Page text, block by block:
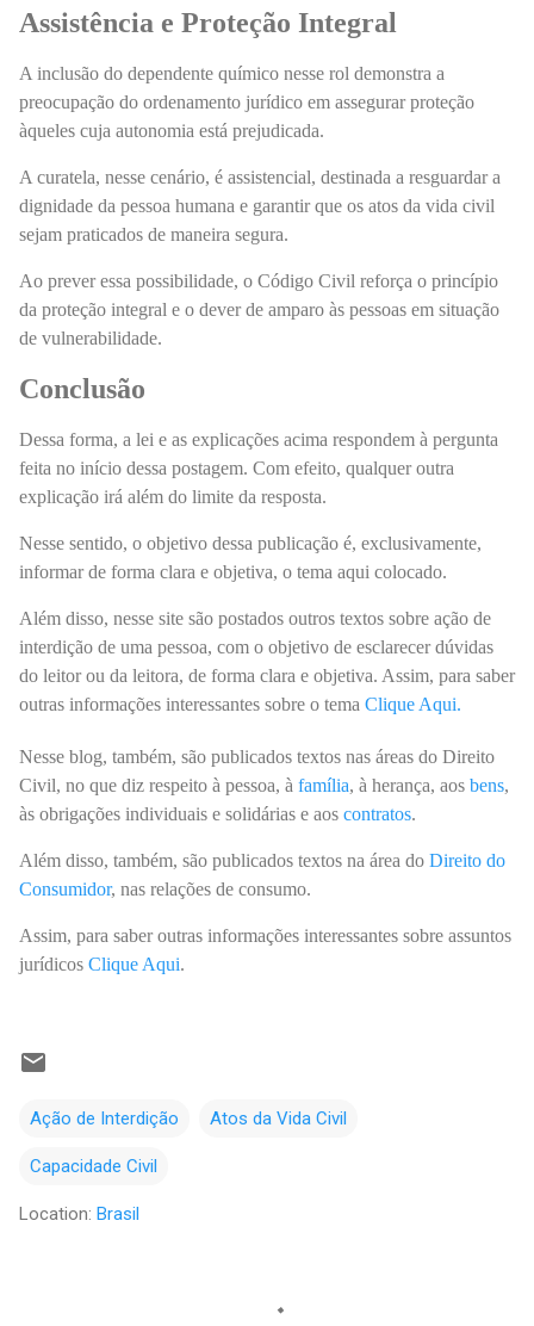
Assistência e Proteção Integral
A inclusão do dependente químico nesse rol demonstra a
preocupação do ordenamento jurídico em assegurar proteção
àqueles cuja autonomia está prejudicada.
A curatela, nesse cenário, é assistencial, destinada a resguardar a
dignidade da pessoa humana e garantir que os atos da vida civil
sejam praticados de maneira segura.
Ao prever essa possibilidade, o Código Civil reforça o princípio
da proteção integral e o dever de amparo às pessoas em situação
de vulnerabilidade.
Conclusão
Dessa forma, a lei e as explicações acima respondem à pergunta
feita no início dessa postagem. Com efeito, qualquer outra
explicação irá além do limite da resposta.
Nesse sentido, o objetivo dessa publicação é, exclusivamente,
informar de forma clara e objetiva, o tema aqui colocado.
Além disso, nesse site são postados outros textos sobre ação de
interdição de uma pessoa, com o objetivo de esclarecer dúvidas
do leitor ou da leitora, de forma clara e objetiva. Assim, para saber
outras informações interessantes sobre o tema Clique Aqui.
Nesse blog, também, são publicados textos nas áreas do Direito
Civil, no que diz respeito à pessoa, à família, à herança, aos bens,
às obrigações individuais e solidárias e aos contratos.
Além disso, também, são publicados textos na área do Direito do
Consumidor, nas relações de consumo.
Assim, para saber outras informações interessantes sobre assuntos
jurídicos Clique Aqui.
Ação de Interdição Atos da Vida Civil
Capacidade Civil
Location: Brasil